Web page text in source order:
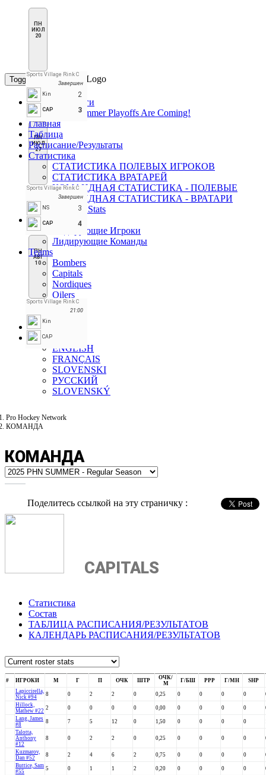
ПН
ИЮЛ
20
Sports Village Rink C
Завершен
Kin
2
CAP 3
ПН
ИЮЛ
27
Sports Village Rink C
Завершен
NS
3
CAP 4
ПН
АВГ
10
Sports Village Rink C
21:00
Kin
CAP
Toggle navigation
Страницы Лиги
PHN Summer Playoffs Are Coming!
Главная
Таблица
Расписание/Результаты
Статистика
СТАТИСТИКА ПОЛЕВЫХ ИГРОКОВ
СТАТИСТИКА ВРАТАРЕЙ
КОМАНДНАЯ СТАТИСТИКА - ПОЛЕВЫЕ
КОМАНДНАЯ СТАТИСТИКА - ВРАТАРИ
Penalties Stats
Лидеры
Лидирующие Игроки
Лидирующие Команды
Teams
Bombers
Capitals
Nordiques
Oilers
Seals
Форум
RU
ENGLISH
FRANÇAIS
SLOVENSKI
РУССКИЙ
SLOVENSKÝ
Pro Hockey Network
КОМАНДА
КОМАНДА
Поделитесь ссылкой на эту страничку :
CAPITALS
Статистика
Состав
ТАБЛИЦА РАСПИСАНИЯ/РЕЗУЛЬТАТОВ
КАЛЕНДАРЬ РАСПИСАНИЯ/РЕЗУЛЬТАТОВ
# ИГРОКИ М Г П ОЧК ШТР
ОЧК/
М
Г/БШ PPP Г/МН
SHP
Lapiccirella,
Nick #94
8 0 2 2 0 0,25 0 0 0 0
Hillock,
Mathew #22 2 0 0 0 0 0,00 0 0 0 0
Lang, James
#8
8 7 5 12 0 1,50 0 0 0 0
Talotta,
Anthony
#12
8 0 2 2 0 0,25 0 0 0 0
Kuzmarov,
Dan #52
8 2 4 6 2 0,75 0 0 0 0
Buttice, Sam
#55
5 0 1 1 2 0,20 0 0 0 0